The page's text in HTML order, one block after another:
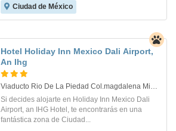
Ciudad de México
Hotel Holiday Inn Mexico Dali Airport,
An Ihg
Viaducto Rio De La Piedad Col.magdalena Mixhuca 260. Mexico D.f.
Si decides alojarte en Holiday Inn Mexico Dali
Airport, an IHG Hotel, te encontrarás en una
fantástica zona de Ciudad...